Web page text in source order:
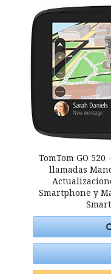
TomTom GO 520
llamadas
Smartphone y